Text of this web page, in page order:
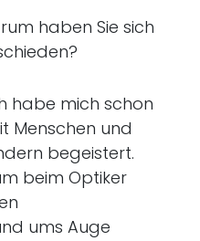
haben Sie sich
habe mich schon
Menschen und
begeistert.
beim Optiker
ums Auge